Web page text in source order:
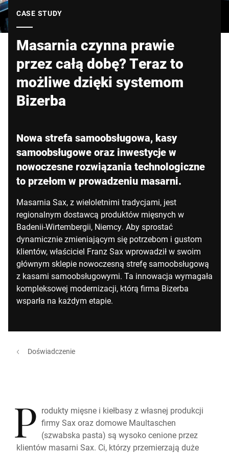
CASE STUDY
Masarnia czynna prawie
przez całą dobę? Teraz to
możliwe dzięki systemom
Bizerba
Nowa strefa samoobsługowa, kasy
samoobsługowe oraz inwestycje w
nowoczesne rozwiązania technologiczne
to przełom w prowadzeniu masarni.
Masarnia Sax, z wieloletnimi tradycjami, jest
regionalnym dostawcą produktów mięsnych w
Badenii-Wirtembergii, Niemcy. Aby sprostać
dynamicznie zmieniającym się potrzebom i gustom
klientów, właściciel Franz Sax wprowadził w swoim
głównym sklepie nowoczesną strefę samoobsługową
z kasami samoobsługowymi. Ta innowacja wymagała
kompleksowej modernizacji, którą firma Bizerba
wsparła na każdym etapie.
Doświadczenie
P rodukty mięsne i kiełbasy z własnej produkcji
firmy Sax oraz domowe Maultaschen
(szwabska pasta) są wysoko cenione przez
klientów masarni Sax. Ci, którzy przemierzają duże